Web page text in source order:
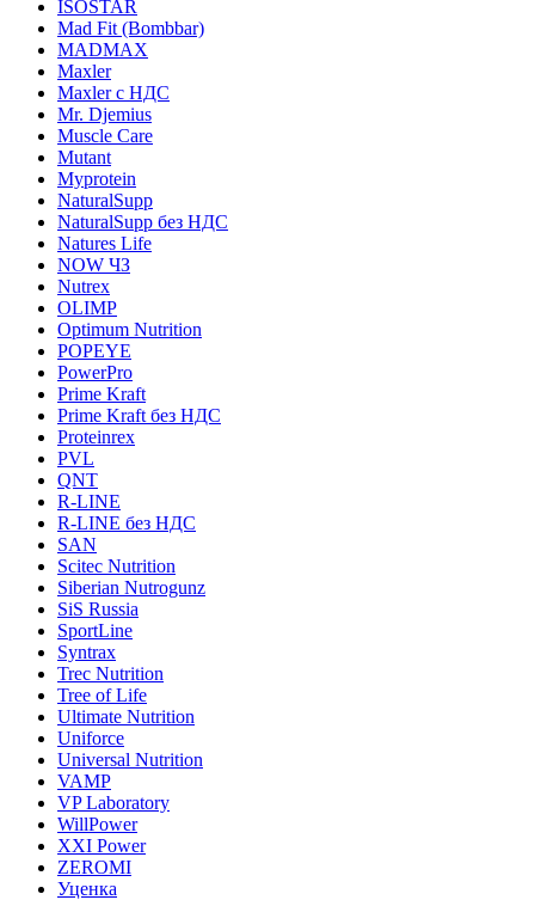
ISOSTAR
Mad Fit (Bombbar)
MADMAX
Maxler
Maxler с НДС
Mr. Djemius
Muscle Care
Mutant
Myprotein
NaturalSupp
NaturalSupp без НДС
Natures Life
NOW ЧЗ
Nutrex
OLIMP
Optimum Nutrition
POPEYE
PowerPro
Prime Kraft
Prime Kraft без НДС
Proteinrex
PVL
QNT
R-LINE
R-LINE без НДС
SAN
Scitec Nutrition
Siberian Nutrogunz
SiS Russia
SportLine
Syntrax
Trec Nutrition
Tree of Life
Ultimate Nutrition
Uniforce
Universal Nutrition
VAMP
VP Laboratory
WillPower
XXI Power
ZEROMI
Уценка